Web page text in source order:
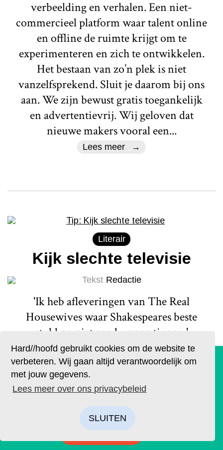
Hard//hoofd gebruikt cookies om de website te
verbeteren. Wij gaan altijd verantwoordelijk om
met jouw gegevens.
Lees meer over ons privacybeleid
SLUITEN
verbeelding en verhalen. Een niet-
commercieel platform waar talent online
en offline de ruimte krijgt om te
experimenteren en zich te ontwikkelen.
Het bestaan van zo’n plek is niet
vanzelfsprekend. Sluit je daarom bij ons
aan. We zijn bewust gratis toegankelijk
en advertentievrij. Wij geloven dat
nieuwe makers vooral een...
Lees meer
Literair
Kijk slechte televisie
Tekst Redactie
'Ik heb afleveringen van The Real
Housewives waar Shakespeares beste
stukken niet aan kunnen tippen.'
Lees meer
Actueel
De geruchten zijn waar. Lees Hard//hoofd nu ook op
papier!
Bestel op tijd je eigen exemplaar van de eerste editie, met
als thema: ‘Ik’. We hebben drie covers ontworpen. Kies je